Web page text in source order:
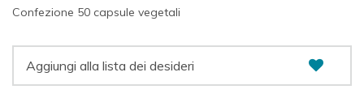
Confezione 50 capsule vegetali
Aggiungi alla lista dei desideri